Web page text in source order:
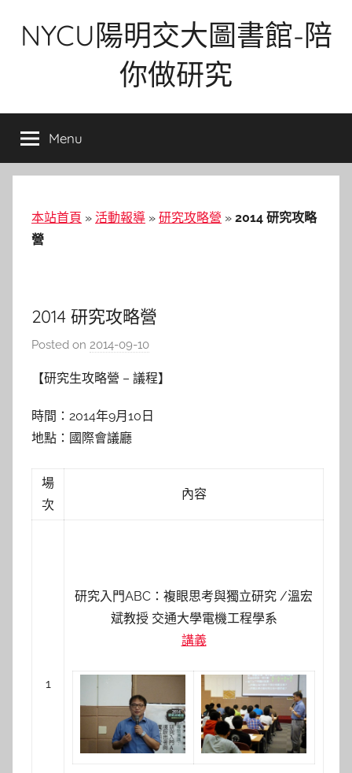
NYCU陽明交大圖書館-陪
你做研究
Menu
本站首頁 » 活動報導 » 研究攻略營 » 2014 研究攻略
營
2014 研究攻略營
Posted on 2014-09-10
s
a
【研究生攻略營 – 議程】
時間：2014年9月10日
地點：國際會議廳
場
次
內容
1
研究入門ABC：複眼思考與獨立研究 /溫宏
斌教授 交通大學電機工程學系
講義